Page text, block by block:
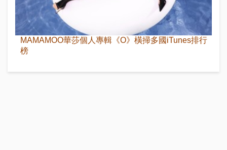
MAMAMOO華莎個人專輯《O》橫掃多國iTunes排行
榜